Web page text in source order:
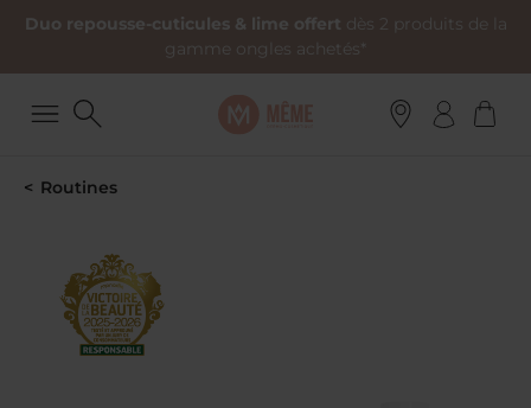
Duo repousse-cuticules & lime offert dès 2 produits de la
gamme ongles achetés*
Routines